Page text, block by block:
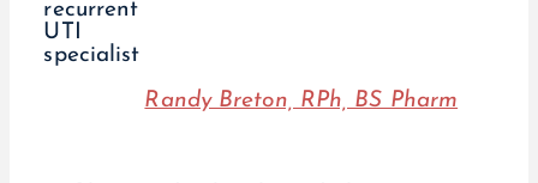
Randy Breton, RPh, BS Pharm